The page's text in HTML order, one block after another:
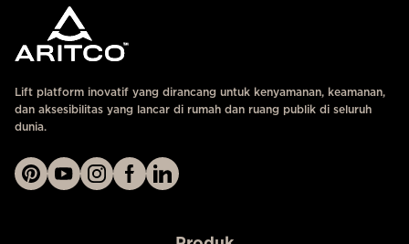
Lift platform inovatif yang dirancang untuk kenyamanan, keamanan,
dan aksesibilitas yang lancar di rumah dan ruang publik di seluruh
dunia.